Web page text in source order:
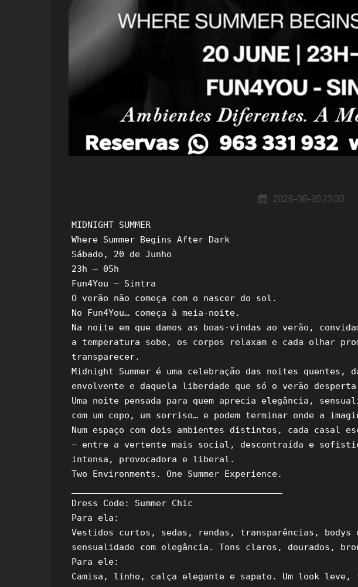
2026-06-20 23:00
MIDNIGHT SUMMER
Where Summer Begins After Dark
Sábado, 20 de Junho
23h – 05h
Fun4You – Sintra
O verão não começa com o nascer do sol.
No Fun4You… começa à meia-noite.
Na noite em que damos as boas-vindas ao verão,
a temperatura sobe, os corpos relaxam e cada olhar
transparecer.
Midnight Summer é uma celebração das noites quentes,
envolvente e daquela liberdade que só o verão
Uma noite pensada para quem aprecia elegância,
com um copo, um sorriso… e podem terminar onde a
Num espaço com dois ambientes distintos, cada casal
— entre a vertente mais social, descontraída e
intensa, provocadora e liberal.
Two Environments. One Summer Experience.
Dress Code: Summer Chic
Para ela:
Vestidos curtos, sedas, rendas, transparências, bodys
sensualidade com elegância. Tons claros, dourados,
Para ele:
Camisa, linho, calça elegante e sapato. Um look